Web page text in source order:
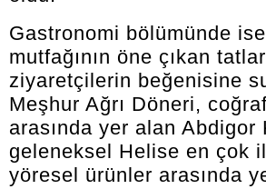
Gastronomi bölümünde ise
mutfağının öne çıkan
ziyaretçilerin beğenisine
Meşhur Ağrı Döneri,
arasında yer alan Abdigor
geleneksel Helise en çok
yöresel ürünler arasında